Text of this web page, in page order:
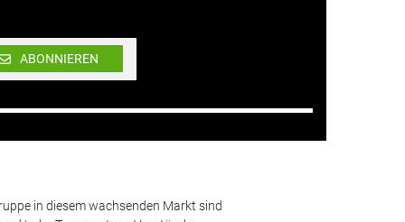
ABONNIEREN
in diesem wachsenden Markt sind